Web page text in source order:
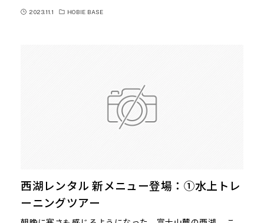
2023.11.1 HOBIE BASE
西湖レンタル 新メニュー登場：①水上トレ
ーニングツアー